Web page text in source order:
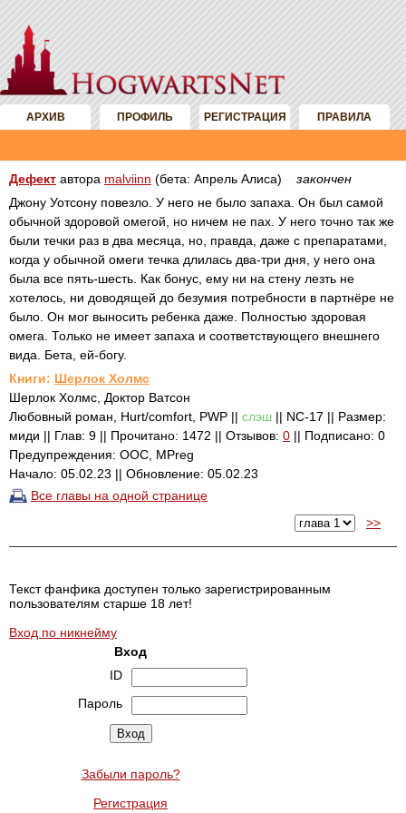
АРХИВ ПРОФИЛЬ РЕГИСТРАЦИЯ ПРАВИЛА
Дефект автора malviinn (бета: Апрель Алиса) закончен
Джону Уотсону повезло. У него не было запаха. Он был самой
обычной здоровой омегой, но ничем не пах. У него точно так же
были течки раз в два месяца, но, правда, даже с препаратами,
когда у обычной омеги течка длилась два-три дня, у него она
была все пять-шесть. Как бонус, ему ни на стену лезть не
хотелось, ни доводящей до безумия потребности в партнёре не
было. Он мог выносить ребенка даже. Полностью здоровая
омега. Только не имеет запаха и соответствующего внешнего
вида. Бета, ей-богу.
Книги: Шерлок Холмс
Шерлок Холмс, Доктор Ватсон
Любовный роман, Hurt/comfort, PWP || слэш || NC-17 || Размер:
миди || Глав: 9 || Прочитано: 1472 || Отзывов: 0 || Подписано: 0
Предупреждения: ООС, MPreg
Начало: 05.02.23 || Обновление: 05.02.23
Все главы на одной странице
>>
Текст фанфика доступен только зарегистрированным
пользователям старше 18 лет!
Вход по никнейму
Вход
ID
Пароль
Забыли пароль?
Регистрация